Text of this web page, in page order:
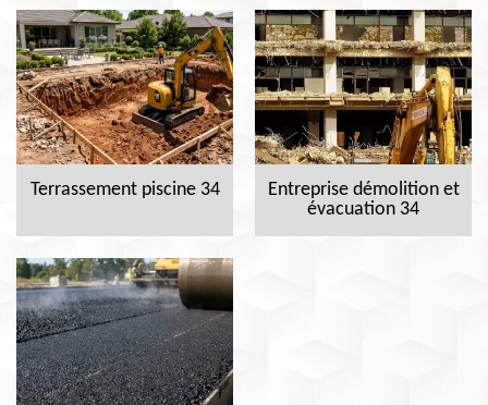
Terrassement piscine 34
Entreprise démolition et
évacuation 34